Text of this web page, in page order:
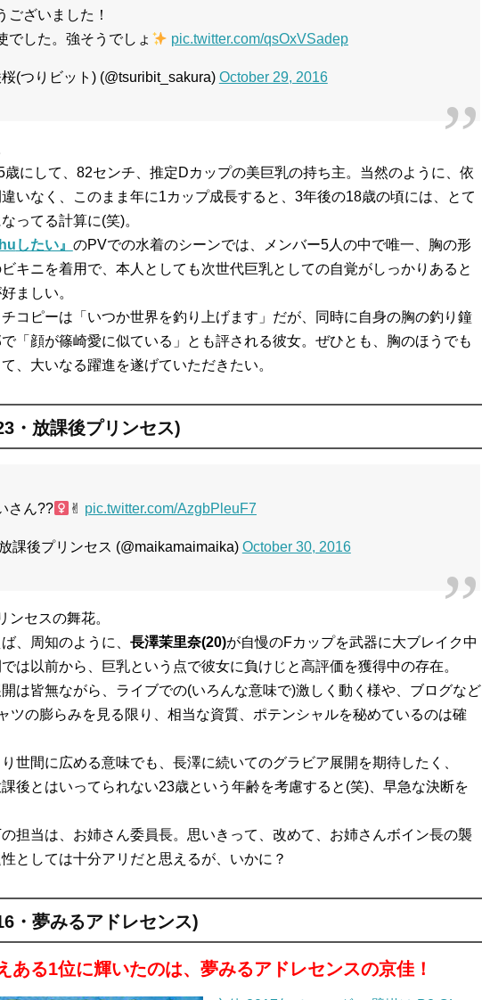
ございました！
でした。強そうでしょ
pic.twitter.com/qsOxVSadep
(つりビット) (@tsuribit_sakura) October 29, 2016
歳にして、 82センチ、推定Dカップの美巨乳の持ち主。当然のように、依
いなく、このまま年に1カップ成長すると、 3年後の18歳の頃には、とて
ってる計算に(笑)。
したい』 のPVでの水着のシーンでは、メンバー5人の中で唯一、胸の形
キニを着用で、本人としても次世代巨乳としての自覚がしっかりあると
ましい。
コピーは「いつか世界を釣り上げます」だが、同時に自身の胸の釣り鐘
「顔が篠崎愛に似ている」とも評される彼女。ぜひとも、胸のほうでも
、大いなる躍進を遂げていただきたい。
・放課後プリンセス)
さん??‍ ✌︎ pic.twitter.com/AzgbPleuF7
課後プリンセス (@maikamaimaika) October 30, 2016
ンセスの舞花。
、周知のように、 長澤茉里奈(20)が自慢のFカップを武器に大ブレイク中
は以前から、巨乳という点で彼女に負けじと高評価を獲得中の存在。
は皆無ながら、ライブでの(いろんな意味で)激しく動く様や、ブログなど
ツの膨らみを見る限り、相当な資質、ポテンシャルを秘めているのは確
世間に広める意味でも、長澤に続いてのグラビア展開を期待したく、
後とはいってられない23歳という年齢を考慮すると (笑)、早急な決断を
担当は、お姉さん委員長。思いきって、改めて、お姉さんボイン長の襲
としては十分アリだと思えるが、いかに？
・夢みるアドレセンス)
ある1位に輝いたのは、夢みるアドレセンスの京佳！